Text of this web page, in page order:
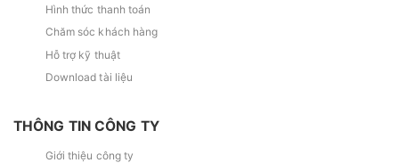
Hình thức thanh toán
Chăm sóc khách hàng
Hỗ trợ kỹ thuật
Download tài liệu
THÔNG TIN CÔNG TY
Giới thiệu công ty